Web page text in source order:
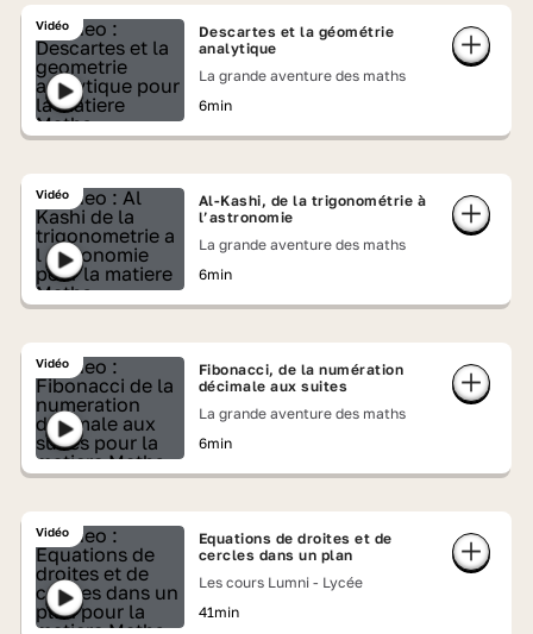
Vidéo
Descartes et la géométrie
analytique
La grande aventure des maths
6min
Vidéo
Al-Kashi, de la trigonométrie à
l’astronomie
La grande aventure des maths
6min
Vidéo
Fibonacci, de la numération
décimale aux suites
La grande aventure des maths
6min
Vidéo
Equations de droites et de
cercles dans un plan
Les cours Lumni - Lycée
41min